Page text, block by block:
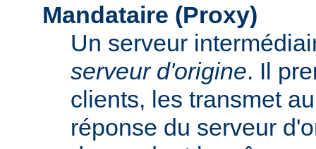
Mandataire (Proxy)
Un serveur
serveur d'origine. Il
clients, les transmet
réponse du serveur